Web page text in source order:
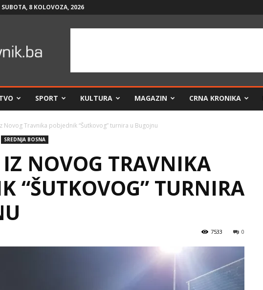
SUBOTA, 8 KOLOVOZA, 2026
SPORT KULTURA MAGAZIN CRNA KRONIKA
Novog Travnika pobjednik “Šutkovog” turnira u Bugojnu
SREDNJA BOSNA
NOVOG TRAVNIKA
“ŠUTKOVOG” TURNIRA
0
7533